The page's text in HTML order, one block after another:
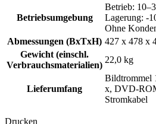
Betriebsumgebung
Betrieb:
Lagerung: -
Ohne
Abmessungen (BxTxH) 427 x 478 x
Gewicht (einschl.
Verbrauchsmaterialien)
22,0 kg
Lieferumfang
Bildtrommel
x, DVD-
Stromkabel
Drucken